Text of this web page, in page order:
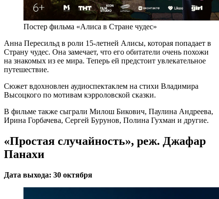
Постер фильма «Алиса в Стране чудес»
Анна Пересильд в роли 15-летней Алисы, которая попадает в
Страну чудес. Она замечает, что его обитатели очень похожи
на знакомых из ее мира. Теперь ей предстоит увлекательное
путешествие.
Сюжет вдохновлен аудиоспектаклем на стихи Владимира
Высоцкого по мотивам кэрроловской сказки.
В фильме также сыграли Милош Бикович, Паулина Андреева,
Ирина Горбачева, Сергей Бурунов, Полина Гухман и другие.
«Простая случайность», реж. Джафар
Панахи
Дата выхода: 30 октября